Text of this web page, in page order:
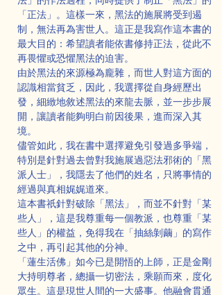
「正法」。這樣一來，黑法的施展將受到遏
制，無法再為害世人。這正是我寫作這本書的
最大目的：希望讀者能依書修持正法，從此不
再畏懼或恐懼黑法的迫害。
由於黑法的來源極為龐雜，而世人對這方面的
認識相當貧乏，因此，我選擇從自身經歷出
發，細緻地敘述黑法的來龍去脈，並一步步展
開，讓讀者能夠明白前因後果，進而深入其
境。
儘管如此，我在書中選擇避免引發過多爭端，
特別是針對過去曾對我施展過惡法邪術的「黑
派人士」，我隱去了他們的姓名，只將事情的
經過與真相娓娓道來。
這本書祇針對破除「黑法」，而並不針對「某
些人」，這是我尊重每一個教派，也尊重「某
些人」的權益，免得我在「抽絲剝繭」的寫作
之中，再引起其他的分神。
「蓮生活佛」如今已是開悟的上師，正是金剛
大持明尊者，總攝一切密法，乘願而來，度化
眾生。這是現世人間的一大盛事。他融會貫通